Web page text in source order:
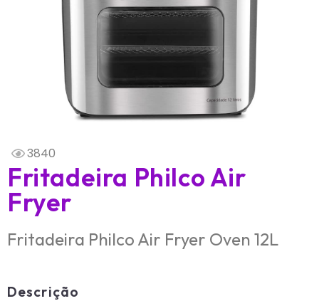
3840
Fritadeira Philco Air
Fryer
Fritadeira Philco Air Fryer Oven 12L
Descrição